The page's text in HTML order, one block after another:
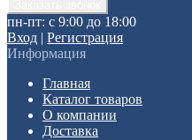
пн-пт: с 9:00 до 18:00
Вход | Регистрация
Информация
Главная
Каталог товаров
О компании
Доставка